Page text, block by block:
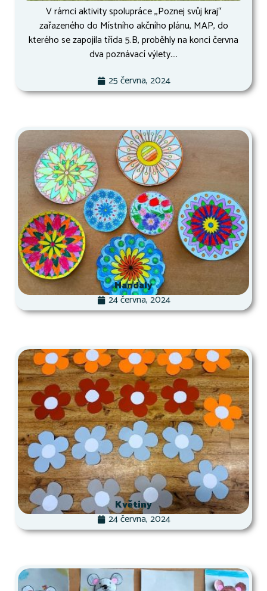
V rámci aktivity spolupráce ,,Poznej svůj kraj“
zařazeného do Místního akčního plánu, MAP, do
kterého se zapojila třída 5.B, proběhly na konci června
dva poznávací výlety....
25 června, 2024
Mandaly
24 června, 2024
Květiny
24 června, 2024